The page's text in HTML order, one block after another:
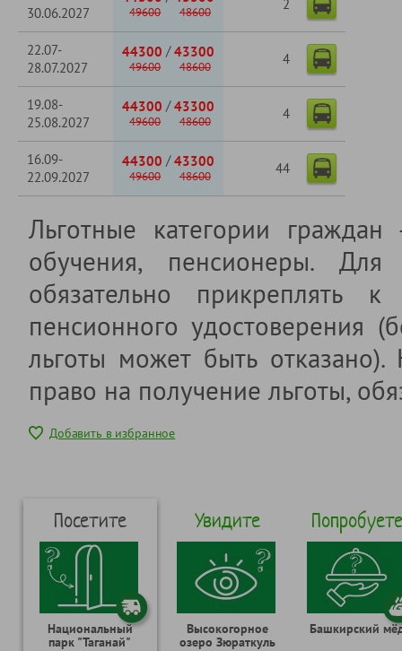
30.06.2027
49600 48600
2
22.07-
28.07.2027
44300 /43300
49600 48600
4
19.08-
25.08.2027
44300 /43300
49600 48600
4
16.09-
22.09.2027
44300 /43300
49600 48600
44
Льготные категории
обучения, пенсионеры. Для
обязательно прикреплять
пенсионного удостоверения
льготы может быть
право на получение льготы,
Добавить в избранное
Посетите
Национальный
парк "Таганай"
Увидите
Высокогорное
озеро Зюраткуль
Попробуете
Башкирский